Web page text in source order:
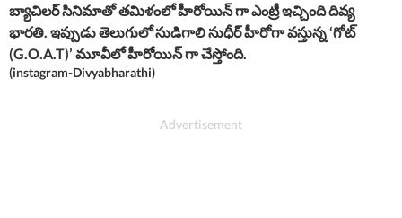
బ్యాచిలర్ సినిమాతో తమిళంలో హీరోయిన్ గా ఎంట్రీ ఇచ్చింది దివ్య
భారతి. ఇప్పుడు తెలుగులో సుడిగాలి సుధీర్ హీరోగా వస్తున్న ‘గోట్
(G.O.A.T)’ మూవీలో హీరోయిన్ గా చేస్తోంది.
(instagram-Divyabharathi)